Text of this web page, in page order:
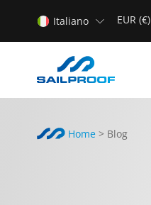
Italiano EUR (€)
Home > Blog